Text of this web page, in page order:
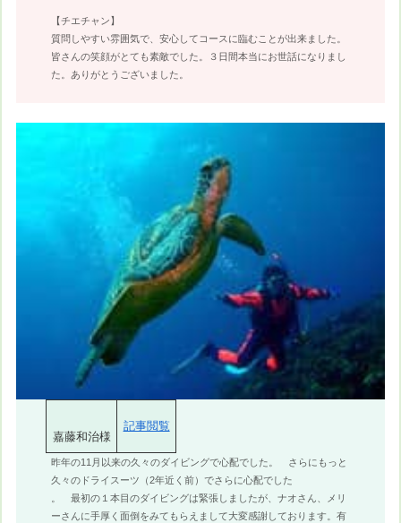
【チエチャン】
質問しやすい雰囲気で、安心してコースに臨むことが出来ました。
皆さんの笑顔がとても素敵でした。３日間本当にお世話になりまし
た。ありがとうございました。
嘉藤和治様
記事閲覧
昨年の11月以来の久々のダイビングで心配でした。 さらにもっと
久々のドライスーツ（2年近く前）でさらに心配でした
。 最初の１本目のダイビングは緊張しましたが、ナオさん、メリ
ーさんに手厚く面倒をみてもらえまして大変感謝しております。有